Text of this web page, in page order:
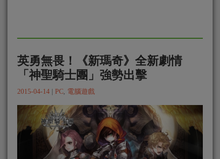
英勇無畏！《新瑪奇》全新劇情
「神聖騎士團」強勢出擊
2015-04-14 PC, 電腦遊戲